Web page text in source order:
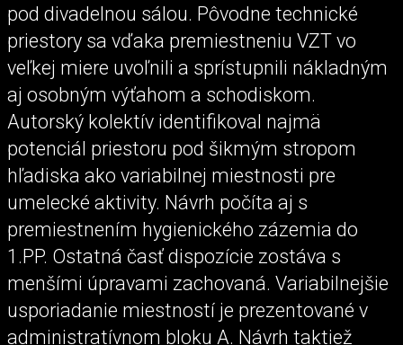
pod divadelnou sálou. Pôvodne technické
priestory sa vďaka premiestneniu VZT vo
veľkej miere uvoľnili a sprístupnili nákladným
aj osobným výťahom a schodiskom.
Autorský kolektív identifikoval najmä
potenciál priestoru pod šikmým stropom
hľadiska ako variabilnej miestnosti pre
umelecké aktivity. Návrh počíta aj s
premiestnením hygienického zázemia do
1.PP. Ostatná časť dispozície zostáva s
menšími úpravami zachovaná. Variabilnejšie
usporiadanie miestností je prezentované v
administratívnom bloku A. Návrh taktiež